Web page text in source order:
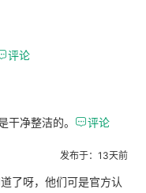
评论
净整洁的。 评论
发布于：13天前
了呀，他们可是官方认